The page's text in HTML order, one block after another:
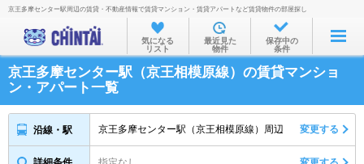
お部屋を探す
沿線・駅から
住所から
家賃相場から
京王多摩センター駅周辺の賃貸・不動産情報で賃貸マンション・賃貸アパートなど賃貸物件の部屋探し
気になる
リスト
最近見た
物件
保存中の
条件
京王多摩センター駅（京王相模原線）の賃貸マンショ
ン・アパート一覧
沿線・駅 京王多摩センター駅（京王相模原線）周辺 変更する